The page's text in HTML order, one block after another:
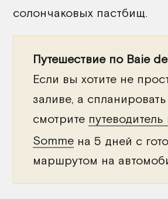
солончаковых пастбищ.
Путешествие по Baie
Если вы хотите не
заливе, а спланировать
смотрите
Somme на 5 дней с
маршрутом на